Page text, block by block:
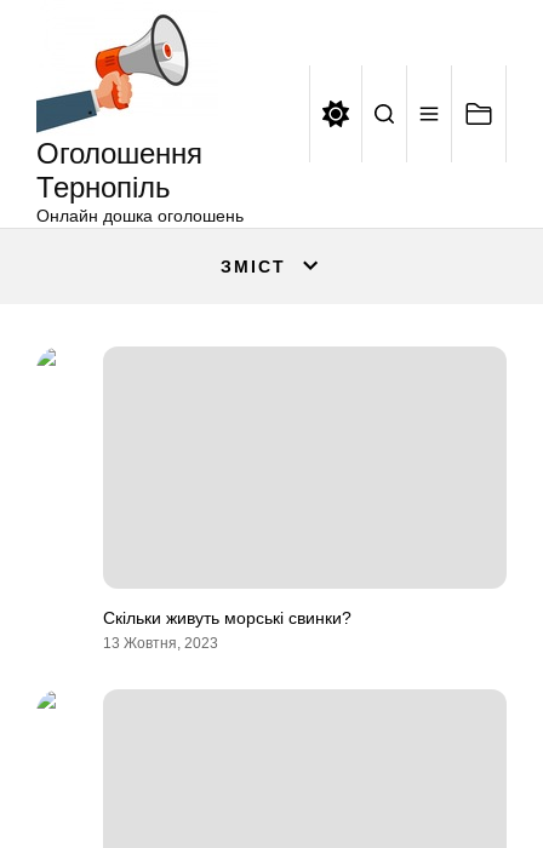
Оголошення
Тернопіль
Онлайн дошка оголошень
ЗМІСТ
Скільки живуть морські свинки?
13 Жовтня, 2023